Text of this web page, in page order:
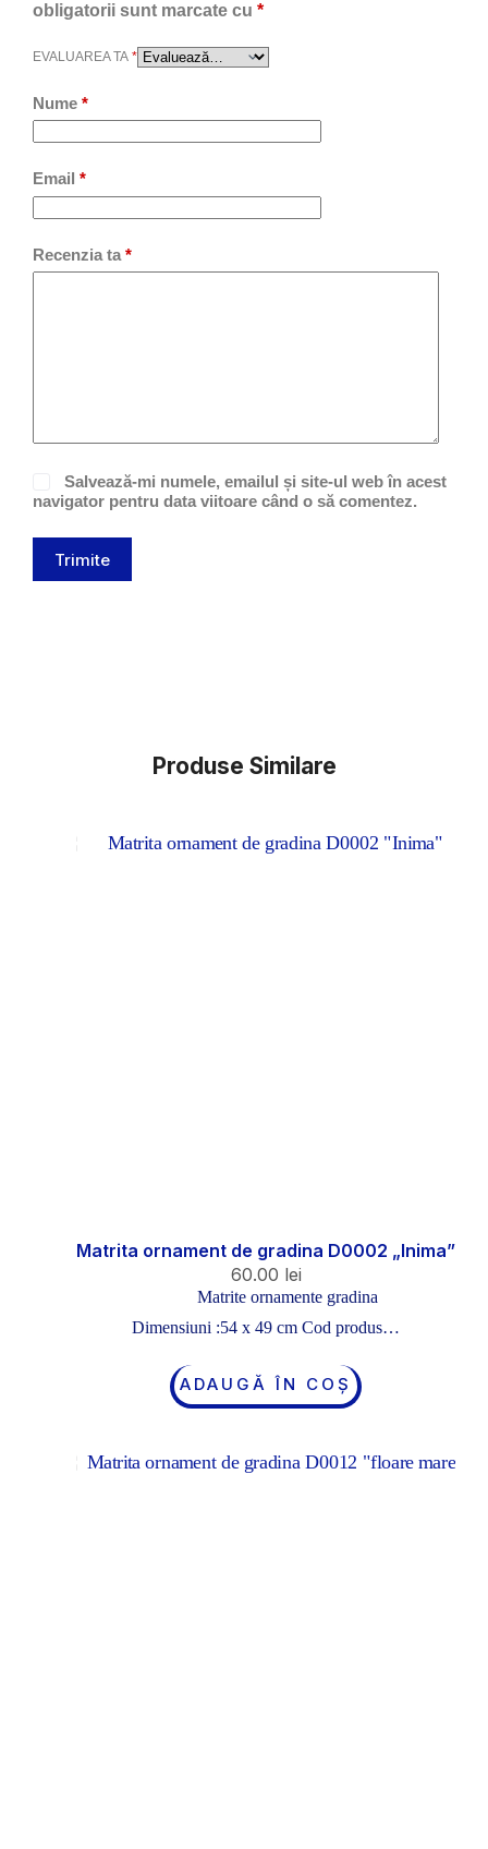
obligatorii sunt marcate cu *
EVALUAREA TA *
Nume *
Email *
Recenzia ta *
Salvează-mi numele, emailul și site-ul web în acest
navigator pentru data viitoare când o să comentez.
Trimite
Produse Similare
Matrita ornament de gradina D0002 „Inima”
60.00 lei
Matrite ornamente gradina
Dimensiuni :54 x 49 cm Cod produs…
ADAUGĂ ÎN COȘ